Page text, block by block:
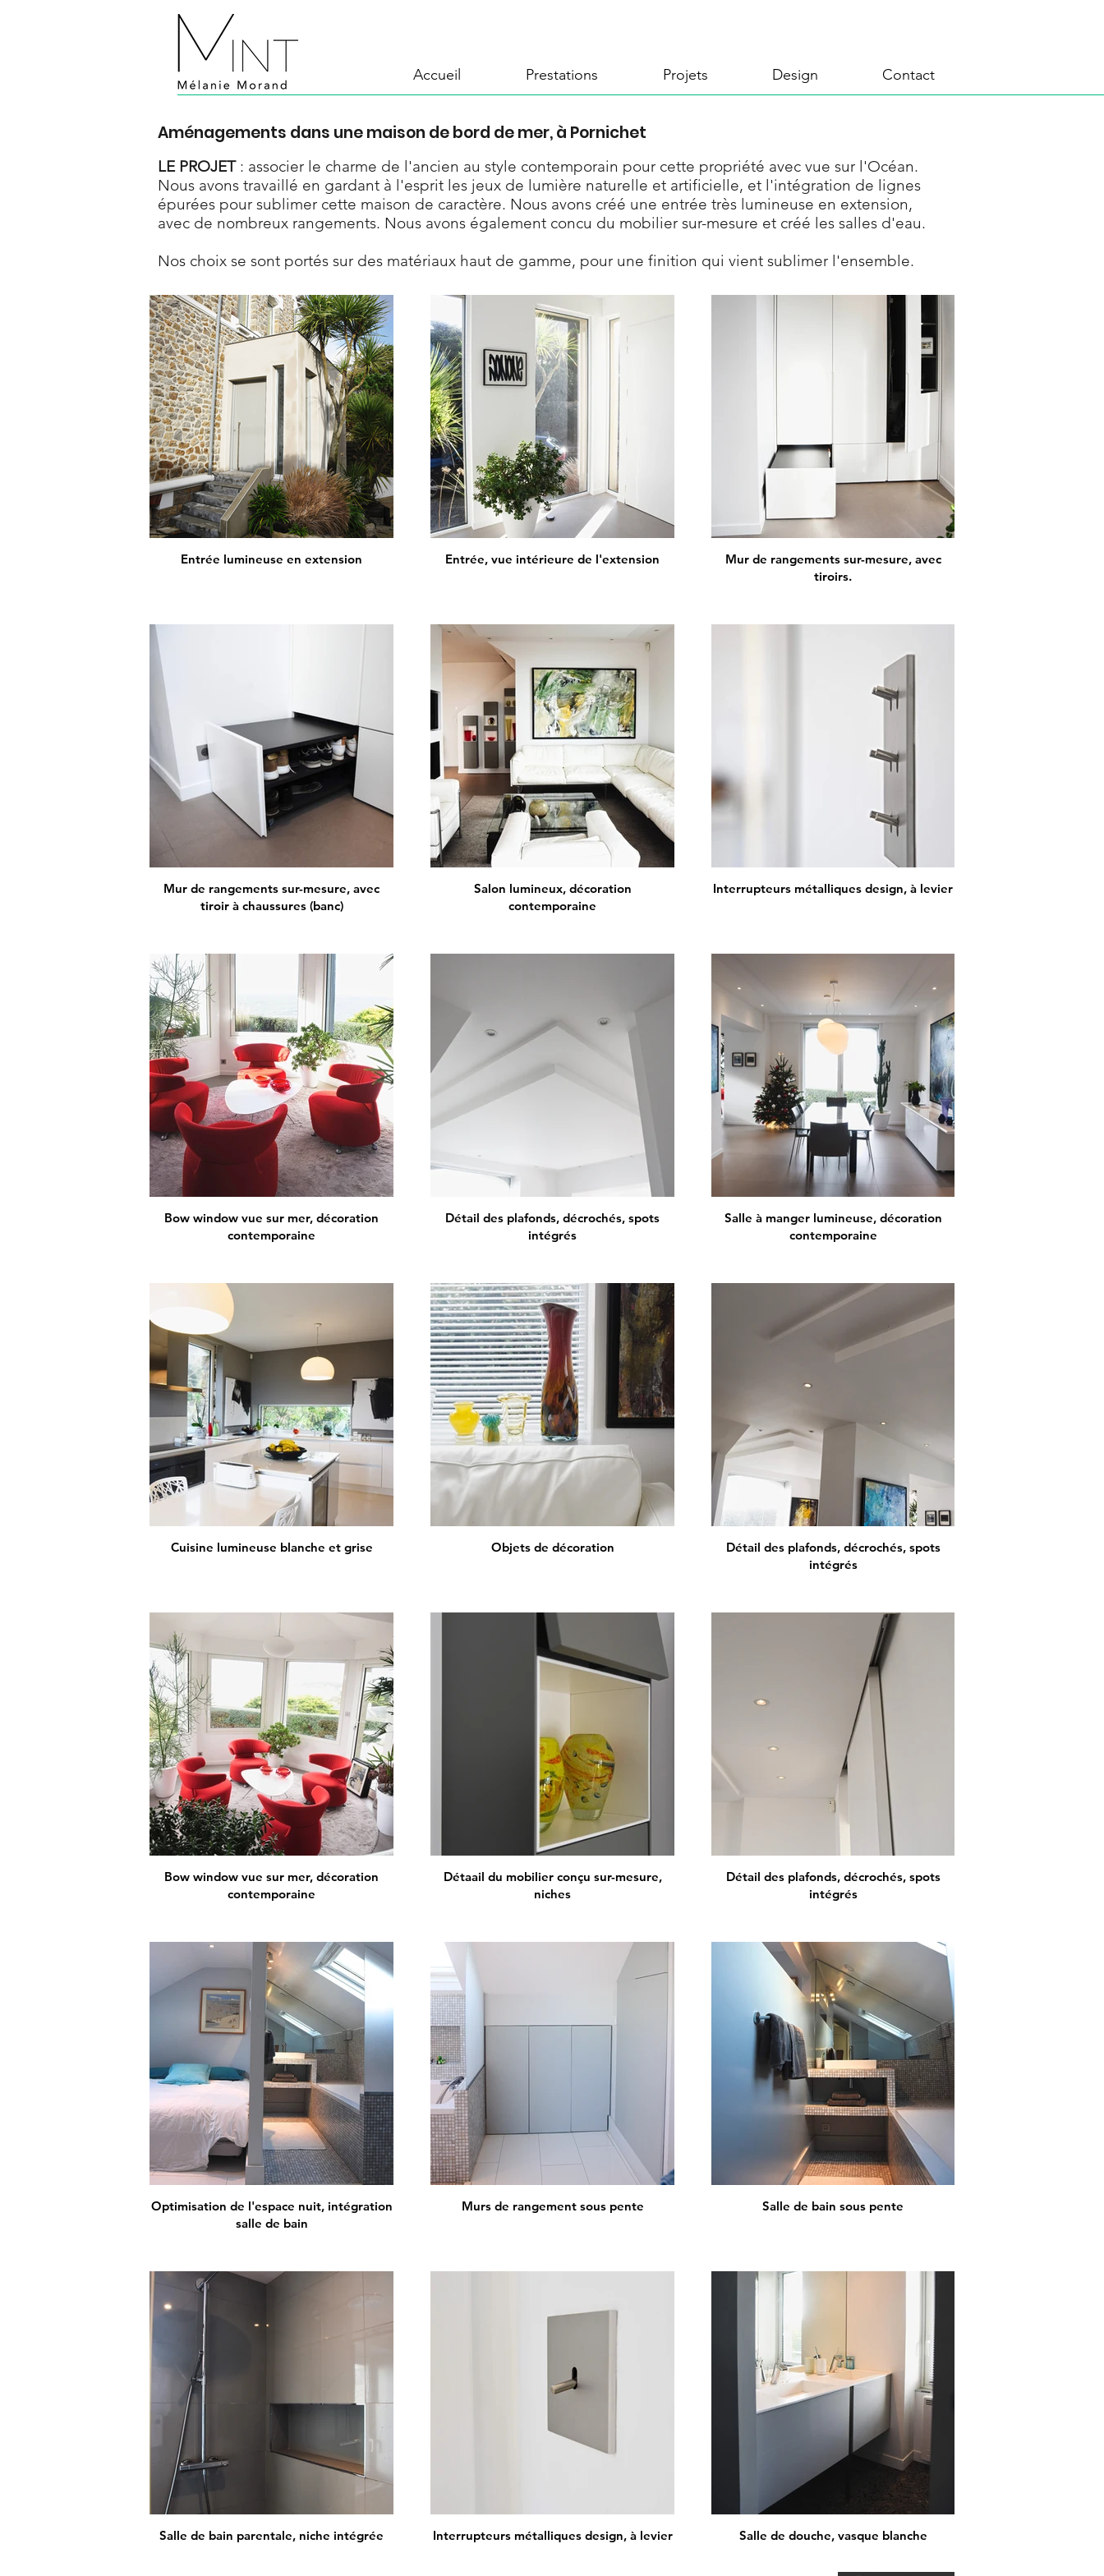
Accueil Prestations Projets Design Contact
Aménagements dans une maison de bord de mer, à Pornichet
LE PROJET : associer le charme de l'ancien au style contemporain pour cette propriété avec vue sur l'Océan.
Nous avons travaillé en gardant à l'esprit les jeux de lumière naturelle et artificielle, et l'intégration de lignes
épurées pour sublimer cette maison de caractère. Nous avons créé une entrée très lumineuse en extension,
avec de nombreux rangements. Nous avons également concu du mobilier sur-mesure et créé les salles d'eau.
Nos choix se sont portés sur des matériaux haut de gamme, pour une finition qui vient sublimer l'ensemble.
Entrée lumineuse en extension Entrée, vue intérieure de l'extension
Mur de rangements sur-mesure, avec
tiroirs.
Mur de rangements sur-mesure, avec
tiroir à chaussures (banc)
Salon lumineux, décoration
contemporaine
Interrupteurs métalliques design, à levier
Bow window vue sur mer, décoration
contemporaine
Détail des plafonds, décrochés, spots
intégrés
Salle à manger lumineuse, décoration
contemporaine
Cuisine lumineuse blanche et grise Objets de décoration
Détail des plafonds, décrochés, spots
intégrés
Bow window vue sur mer, décoration
contemporaine
Détaail du mobilier conçu sur-mesure,
niches
Détail des plafonds, décrochés, spots
intégrés
Optimisation de l'espace nuit, intégration
salle de bain
Murs de rangement sous pente Salle de bain sous pente
Salle de bain parentale, niche intégrée Interrupteurs métalliques design, à levier Salle de douche, vasque blanche